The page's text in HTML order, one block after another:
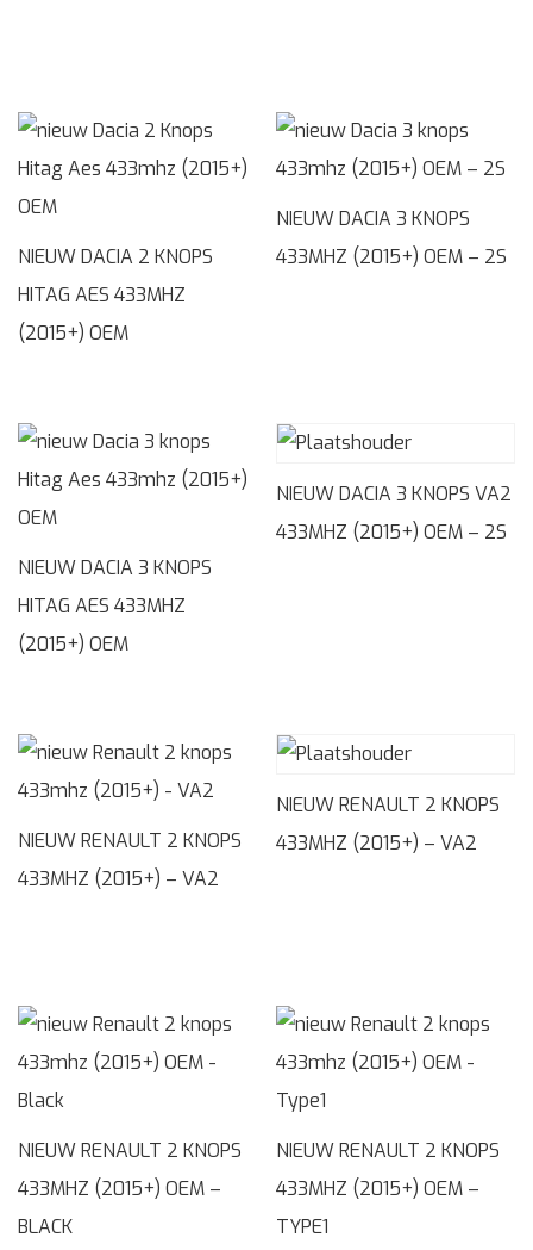
NIEUW DACIA 2 KNOPS
HITAG AES 433MHZ
(2015+) OEM
NIEUW DACIA 3 KNOPS
433MHZ (2015+) OEM – 2S
NIEUW DACIA 3 KNOPS
HITAG AES 433MHZ
(2015+) OEM
NIEUW DACIA 3 KNOPS VA2
433MHZ (2015+) OEM – 2S
NIEUW RENAULT 2 KNOPS
433MHZ (2015+) – VA2
NIEUW RENAULT 2 KNOPS
433MHZ (2015+) – VA2
NIEUW RENAULT 2 KNOPS
433MHZ (2015+) OEM –
BLACK
NIEUW RENAULT 2 KNOPS
433MHZ (2015+) OEM –
TYPE1